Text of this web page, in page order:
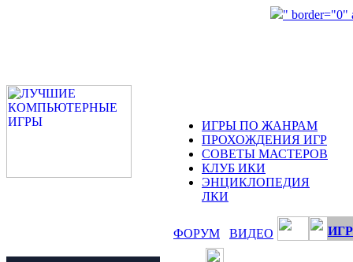
" border="0"
ИГРЫ ПО ЖАНРАМ
ПРОХОЖДЕНИЯ ИГР
СОВЕТЫ МАСТЕРОВ
КЛУБ ИКИ
ЭНЦИКЛОПЕДИЯ
ЛКИ
ФОРУМ ВИДЕО